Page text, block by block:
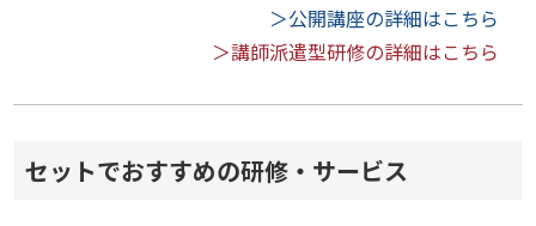
＞公開講座の詳細はこちら
＞講師派遣型研修の詳細はこちら
セットでおすすめの研修・サービス